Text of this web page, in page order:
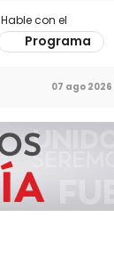
Hable con el
Programa
07 ago 2026